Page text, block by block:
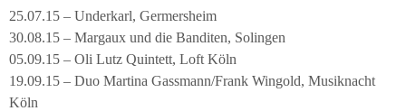
25.07.15 – Underkarl, Germersheim
30.08.15 – Margaux und die Banditen, Solingen
05.09.15 – Oli Lutz Quintett, Loft Köln
19.09.15 – Duo Martina Gassmann/Frank Wingold, Musiknacht
Köln